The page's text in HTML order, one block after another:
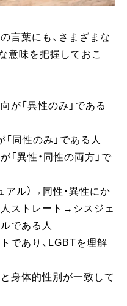
言葉にも、さまざまな
意味を把握しておこ
「異性のみ」である
同性のみ」である人
異性・同性の両方」で
アル）→同性・異性にか
ストレート→シスジェ
である人
であり、LGBTを理解
身体的性別が一致して